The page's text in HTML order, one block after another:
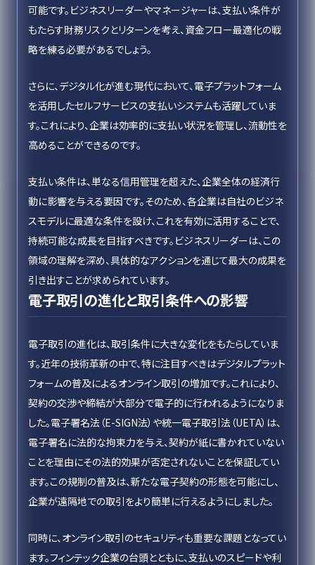
可能です。ビジネスリーダーやマネージャーは、支払い条件が
もたらす財務リスクとリターンを考え、資金フロー最適化の戦
略を練る必要があるでしょう。
さらに、デジタル化が進む現代において、電子プラットフォーム
を活用したセルフサービスの支払いシステムも活躍していま
す。これにより、企業は効率的に支払い状況を管理し、流動性を
高めることができるのです。
支払い条件は、単なる信用管理を超えた、企業全体の経済行
動に影響を与える要因です。そのため、各企業は自社のビジネ
スモデルに最適な条件を設け、これを有効に活用することで、
持続可能な成長を目指すべきです。ビジネスリーダーは、この
領域の理解を深め、具体的なアクションを通じて最大の成果を
引き出すことが求められています。
電子取引の進化と取引条件への影響
電子取引の進化は、取引条件に大きな変化をもたらしていま
す。近年の技術革新の中で、特に注目すべきはデジタルプラット
フォームの普及によるオンライン取引の増加です。これにより、
契約の交渉や締結が大部分で電子的に行われるようになりま
した。電子署名法（E-SIGN法）や統一電子取引法（UETA）は、
電子署名に法的な拘束力を与え、契約が紙に書かれていない
ことを理由にその法的効果が否定されないことを保証してい
ます。この規制の普及は、新たな電子契約の形態を可能にし、
企業が遠隔地での取引をより簡単に行えるようにしました。
同時に、オンライン取引のセキュリティも重要な課題となってい
ます。フィンテック企業の台頭とともに、支払いのスピードや利